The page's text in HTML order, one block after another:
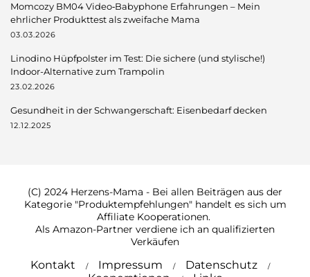
Momcozy BM04 Video‑Babyphone Erfahrungen – Mein
ehrlicher Produkttest als zweifache Mama
03.03.2026
Linodino Hüpfpolster im Test: Die sichere (und stylische!)
Indoor-Alternative zum Trampolin
23.02.2026
Gesundheit in der Schwangerschaft: Eisenbedarf decken
12.12.2025
(C) 2024 Herzens-Mama - Bei allen Beiträgen aus der
Kategorie "Produktempfehlungen" handelt es sich um
Affiliate Kooperationen.
Als Amazon-Partner verdiene ich an qualifizierten
Verkäufen
Kontakt Impressum
Datenschutz